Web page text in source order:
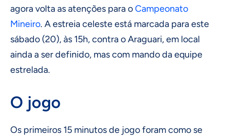
agora volta as atenções para oCampeonato
Mineiro. A estreia celeste está marcada para este
sábado (20), às 15h, contra o Araguari, em local
ainda a ser definido, mas com mando da equipe
estrelada.
O jogo
Os primeiros 15 minutos de jogo foram como se